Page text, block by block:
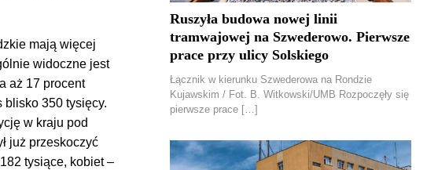
mają więcej
widoczne jest
aż 17 procent
blisko 350 tysięcy.
w kraju pod
już przeskoczyć
tysiące, kobiet –
Ruszyła budowa nowej linii
tramwajowej na Szwederowo. Pierwsze
prace przy ulicy Solskiego
Łącznik w kierunku Szwederowa na Rondzie
Kujawskim / Fot. B. Witkowski/UMB Rozpoczęły się
pierwsze prace […]